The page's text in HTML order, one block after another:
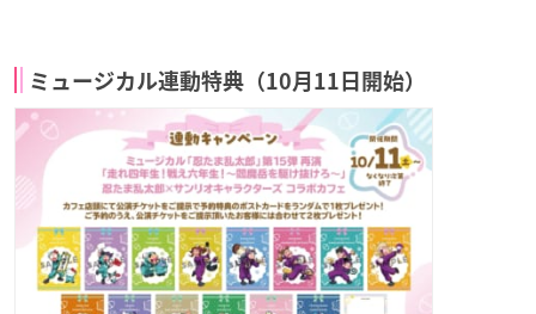
ミュージカル連動特典（10月11日開始）